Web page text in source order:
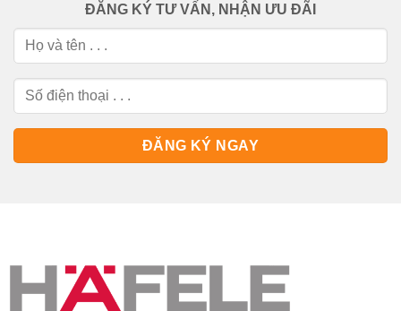
ĐĂNG KÝ TƯ VẤN, NHẬN ƯU ĐÃI